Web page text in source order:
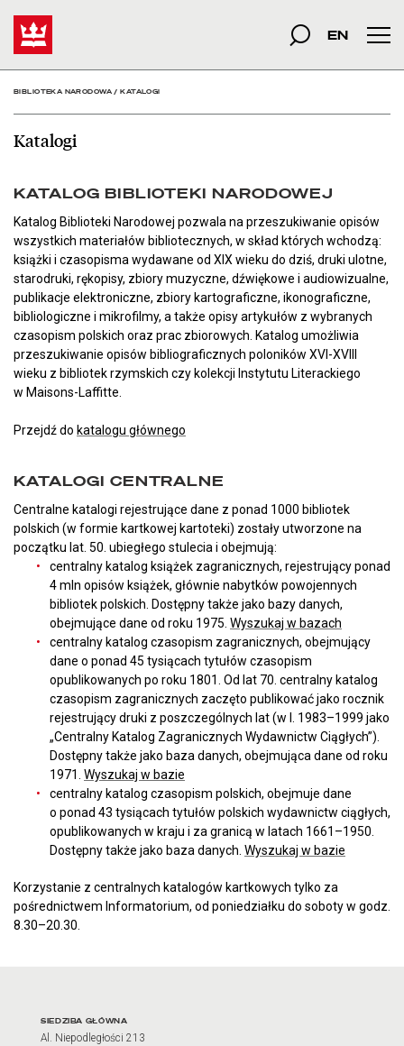
Katalogi - Bibliotekaszukana fraza
Szukaj
EN
BIBLIOTEKA NARODOWA/KATALOGI
Katalogi
KATALOG BIBLIOTEKI NARODOWEJ
Katalog Biblioteki Narodowej pozwala na przeszukiwanie opisów
wszystkich materiałów bibliotecznych, w skład których wchodzą:
książki i czasopisma wydawane od XIX wieku do dziś, druki ulotne,
starodruki, rękopisy, zbiory muzyczne, dźwiękowe i audiowizualne,
publikacje elektroniczne, zbiory kartograficzne, ikonograficzne,
bibliologiczne i mikrofilmy, a także opisy artykułów z wybranych
czasopism polskich oraz prac zbiorowych. Katalog umożliwia
przeszukiwanie opisów bibliograficznych poloników XVI-XVIII
wieku z bibliotek rzymskich czy kolekcji Instytutu Literackiego
w Maisons-Laffitte.
Przejdź do katalogu głównego
KATALOGI CENTRALNE
Centralne katalogi rejestrujące dane z ponad 1000 bibliotek
polskich (w formie kartkowej kartoteki) zostały utworzone na
początku lat. 50. ubiegłego stulecia i obejmują:
centralny katalog książek zagranicznych, rejestrujący ponad
4 mln opisów książek, głównie nabytków powojennych
bibliotek polskich. Dostępny także jako bazy danych,
obejmujące dane od roku 1975. Wyszukaj w bazach
centralny katalog czasopism zagranicznych, obejmujący
dane o ponad 45 tysiącach tytułów czasopism
opublikowanych po roku 1801. Od lat 70. centralny katalog
czasopism zagranicznych zaczęto publikować jako rocznik
rejestrujący druki z poszczególnych lat (w l. 1983–1999 jako
„Centralny Katalog Zagranicznych Wydawnictw Ciągłych”).
Dostępny także jako baza danych, obejmująca dane od roku
1971. Wyszukaj w bazie
centralny katalog czasopism polskich, obejmuje dane
o ponad 43 tysiącach tytułów polskich wydawnictw ciągłych,
opublikowanych w kraju i za granicą w latach 1661–1950.
Dostępny także jako baza danych. Wyszukaj w bazie
Korzystanie z centralnych katalogów kartkowych tylko za
pośrednictwem Informatorium, od poniedziałku do soboty w godz.
8.30–20.30.
Adres oraz godziny
SIEDZIBA GŁÓWNA
Al. Niepodległości 213